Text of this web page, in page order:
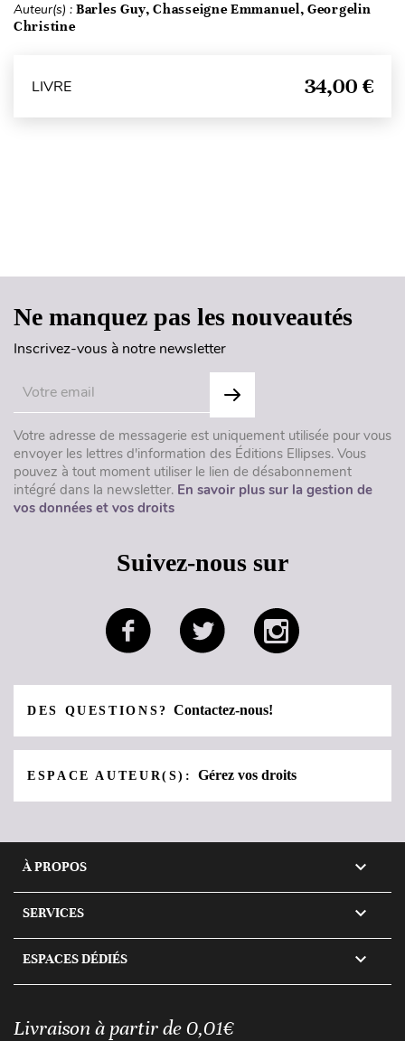
Auteur(s) : Barles Guy, Chasseigne Emmanuel, Georgelin
Christine
LIVRE 34,00 €
Ne manquez pas les nouveautés
Inscrivez-vous à notre newsletter
Votre adresse de messagerie est uniquement utilisée pour vous
envoyer les lettres d'information des Éditions Ellipses. Vous
pouvez à tout moment utiliser le lien de désabonnement
intégré dans la newsletter. En savoir plus sur la gestion de
vos données et vos droits
Suivez-nous sur
DES QUESTIONS?Contactez-nous!
ESPACE AUTEUR(S):Gérez vos droits
À PROPOS 
SERVICES 
ESPACES DÉDIÉS 
Livraison à partir de 0,01€